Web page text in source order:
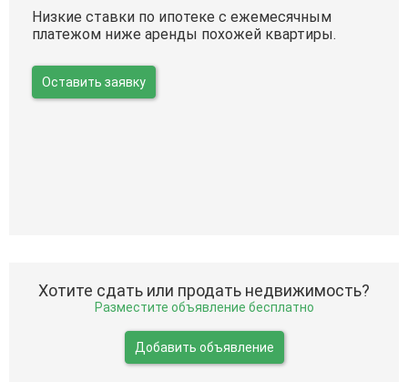
Низкие ставки по ипотеке с ежемесячным
платежом ниже аренды похожей квартиры.
Оставить заявку
Хотите сдать или продать недвижимость?
Разместите объявление бесплатно
Добавить объявление